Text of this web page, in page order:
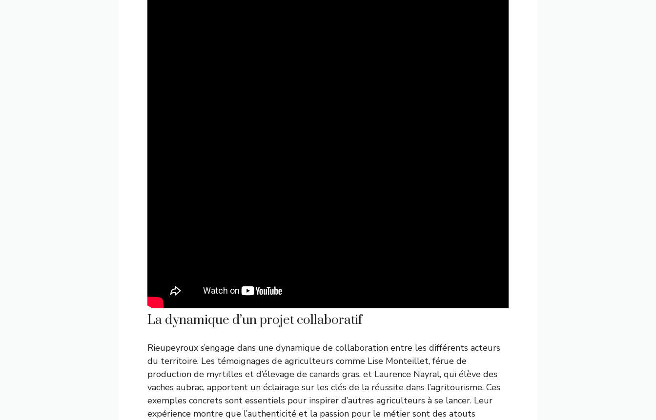
La dynamique d’un projet collaboratif
Rieupeyroux s’engage dans une dynamique de collaboration entre les différents acteurs
du territoire. Les témoignages de agriculteurs comme Lise Monteillet, férue de
production de myrtilles et d’élevage de canards gras, et Laurence Nayral, qui élève des
vaches aubrac, apportent un éclairage sur les clés de la réussite dans l’agritourisme. Ces
exemples concrets sont essentiels pour inspirer d’autres agriculteurs à se lancer. Leur
expérience montre que l’authenticité et la passion pour le métier sont des atouts